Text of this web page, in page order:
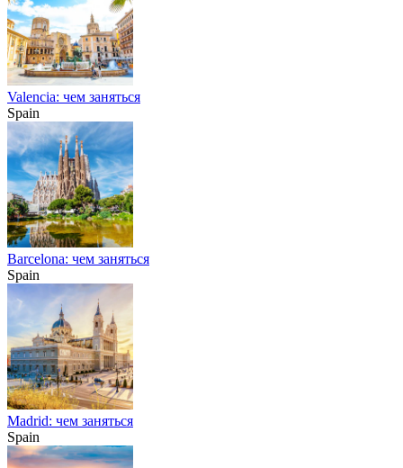
Valencia: чем заняться
Spain
Barcelona: чем заняться
Spain
Madrid: чем заняться
Spain